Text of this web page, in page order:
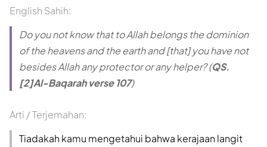
English Sahih:
Do you not know that to Allah belongs the dominion
of the heavens and the earth and [that] you have not
besides Allah any protector or any helper? (QS.
[2]Al-Baqarah verse 107)
Arti / Terjemahan:
Tiadakah kamu mengetahui bahwa kerajaan langit